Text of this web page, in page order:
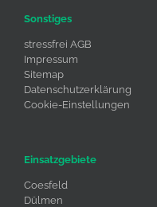
Sonstiges
stressfrei AGB
Impressum
Sitemap
Datenschutzerklärung
Cookie-Einstellungen
Einsatzgebiete
Coesfeld
Dülmen